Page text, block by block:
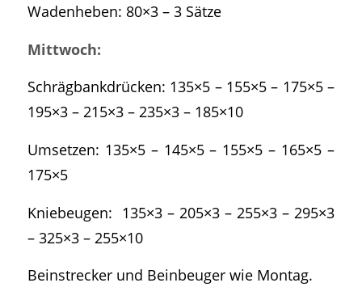
Wadenheben: 80×3 – 3 Sätze
Mittwoch:
Schrägbankdrücken: 135×5 – 155×5 – 175×5 –
195×3 – 215×3 – 235×3 – 185×10
Umsetzen: 135×5 – 145×5 – 155×5 – 165×5 –
175×5
Kniebeugen: 135×3 – 205×3 – 255×3 – 295×3
– 325×3 – 255×10
Beinstrecker und Beinbeuger wie Montag.